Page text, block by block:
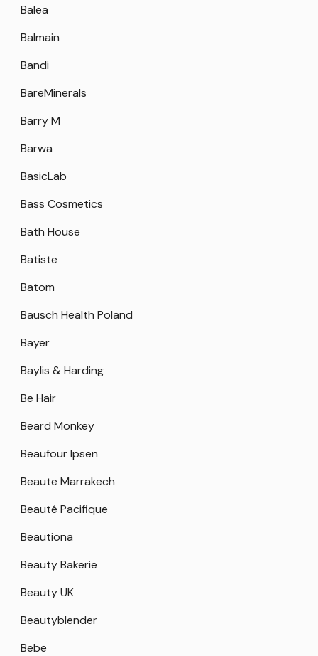
Balea
Balmain
Bandi
BareMinerals
Barry M
Barwa
BasicLab
Bass Cosmetics
Bath House
Batiste
Batom
Bausch Health Poland
Bayer
Baylis & Harding
Be Hair
Beard Monkey
Beaufour Ipsen
Beaute Marrakech
Beauté Pacifique
Beautiona
Beauty Bakerie
Beauty UK
Beautyblender
Bebe